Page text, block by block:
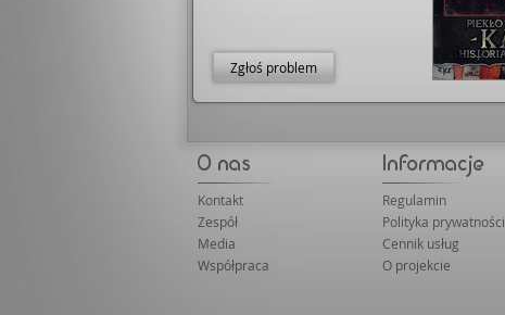
Zgłoś problem
Kontakt
Zespół
Media
Współpraca
Regulamin
Polityka prywatności
Cennik usług
O projekcie